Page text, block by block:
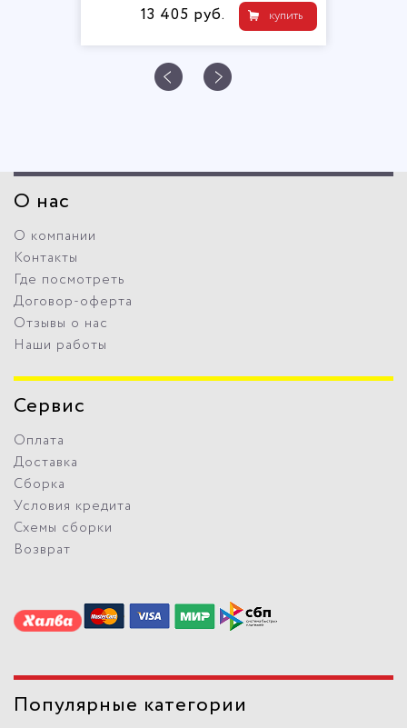
купить
13 405 руб.
О нас
О компании
Контакты
Где посмотреть
Договор-оферта
Отзывы о нас
Наши работы
Сервис
Оплата
Доставка
Сборка
Условия кредита
Схемы сборки
Возврат
Популярные категории